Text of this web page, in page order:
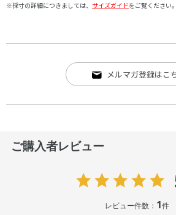
※採寸の詳細につきましては、 サイズガイドをご覧ください。
メルマガ登録はこ
ご購入者レビュー
レビュー件数： 1件